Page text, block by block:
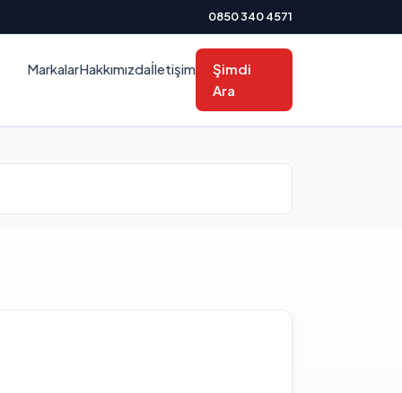
0850 340 4571
MarkalarHakkımızdaİletişim
Şimdi
Ara